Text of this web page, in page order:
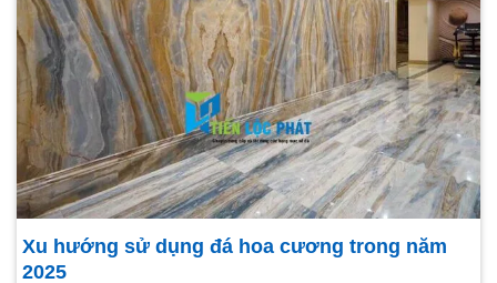
Xu hướng sử dụng đá hoa cương trong năm
2025